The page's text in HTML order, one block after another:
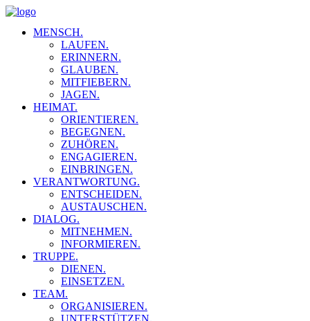
MENSCH.
LAUFEN.
ERINNERN.
GLAUBEN.
MITFIEBERN.
JAGEN.
HEIMAT.
ORIENTIEREN.
BEGEGNEN.
ZUHÖREN.
ENGAGIEREN.
EINBRINGEN.
VERANTWORTUNG.
ENTSCHEIDEN.
AUSTAUSCHEN.
DIALOG.
MITNEHMEN.
INFORMIEREN.
TRUPPE.
DIENEN.
EINSETZEN.
TEAM.
ORGANISIEREN.
UNTERSTÜTZEN.